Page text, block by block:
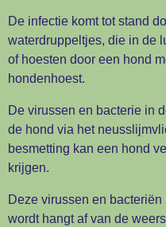
De infectie komt tot stand
waterdruppeltjes, die in de
of hoesten door een hond
hondenhoest.
De virussen en bacterie in
de hond via het
besmetting kan een hond
krijgen.
Deze virussen en
wordt hangt af van de